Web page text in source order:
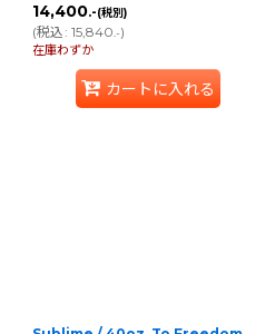
14,400.-(税別)
(税込: 15,840.-)
在庫わずか
カートに入れる